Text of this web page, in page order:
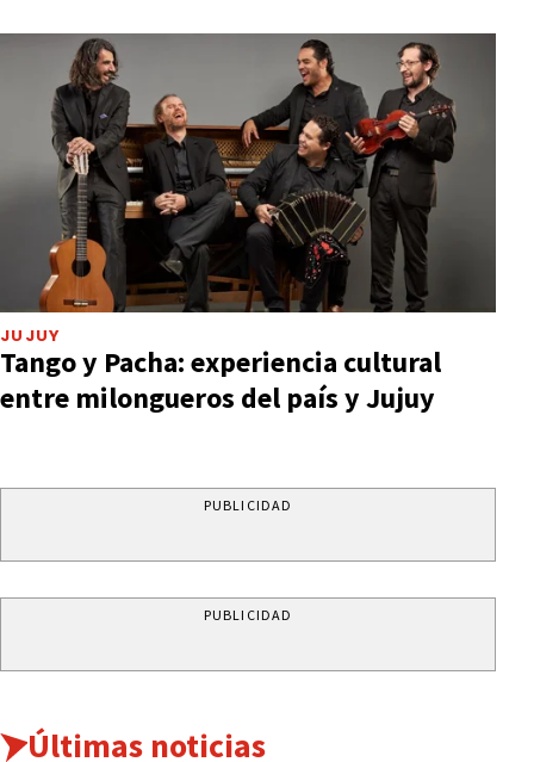
JUJUY
Tango y Pacha: experiencia cultural
entre milongueros del país y Jujuy
PUBLICIDAD
PUBLICIDAD
Últimas noticias